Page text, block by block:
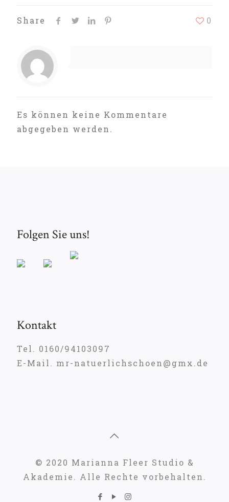
Share 0
Es können keine Kommentare
abgegeben werden.
Folgen Sie uns!
Kontakt
Tel. 0160/94103097
E-Mail. mr-natuerlichschoen@gmx.de
© 2020 Marianna Fleer Studio &
Akademie. Alle Rechte vorbehalten.